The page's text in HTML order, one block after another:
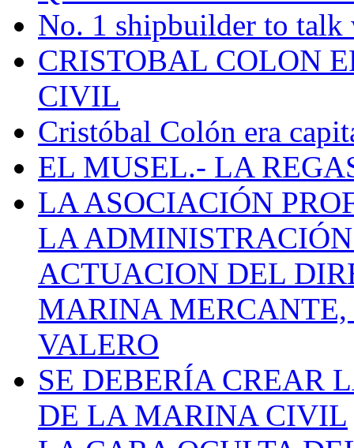
No. 1 shipbuilder to talk
CRISTOBAL COLON
CIVIL
Cristóbal Colón era
EL MUSEL.- LA
LA ASOCIACIÓN
LA
ACTUACION DEL
MARINA
VALERO
SE DEBERÍA CREAR
DE LA MARINA CIVIL